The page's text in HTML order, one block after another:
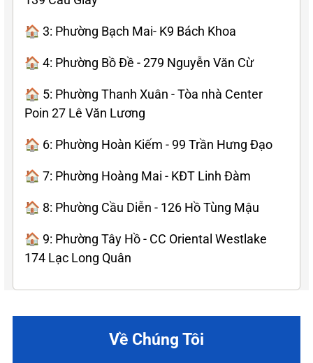
🏠 3: Phường Bạch Mai- K9 Bách Khoa
🏠 4: Phường Bồ Đề - 279 Nguyễn Văn Cừ
🏠 5: Phường Thanh Xuân - Tòa nhà Center
Poin 27 Lê Văn Lương
🏠 6: Phường Hoàn Kiếm - 99 Trần Hưng Đạo
🏠 7: Phường Hoàng Mai - KĐT Linh Đàm
🏠 8: Phường Cầu Diễn - 126 Hồ Tùng Mậu
🏠 9: Phường Tây Hồ - CC Oriental Westlake
174 Lạc Long Quân
Về Chúng Tôi